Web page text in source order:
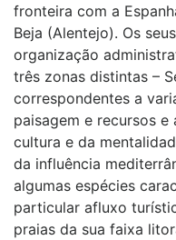
fronteira com a
Beja (Alentejo). Os
organização
três zonas distintas –
correspondentes a
paisagem e recursos
cultura e da
da influência
algumas espécies
particular afluxo
praias da sua faixa